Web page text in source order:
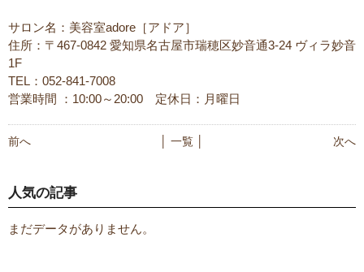
サロン名：美容室adore［アドア］
住所：〒467-0842 愛知県名古屋市瑞穂区妙音通3-24 ヴィラ妙音
1F
TEL：052-841-7008
営業時間 ：10:00～20:00 定休日：月曜日
前へ 次へ
│ 一覧 │
人気の記事
まだデータがありません。